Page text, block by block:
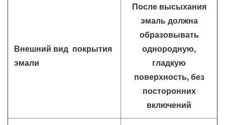
Внешний вид покрытия
эмали
После высыхания
эмаль должна
образовывать
однородную,
гладкую
поверхность, без
посторонних
включений